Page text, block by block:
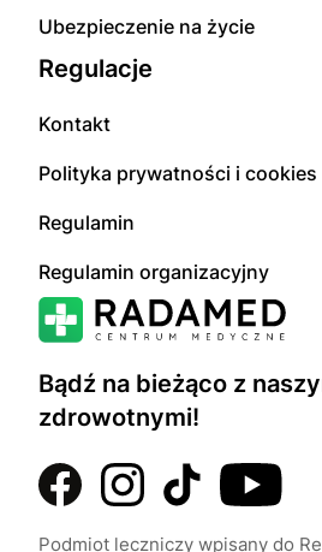
Bądź na bieżąco z
zdrowotnymi!
Podmiot leczniczy wpisany do
Ubezpieczenie na życie
Regulacje
Kontakt
Polityka prywatności i cookies
Regulamin
Regulamin organizacyjny